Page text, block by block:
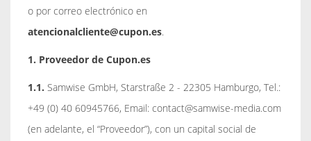
o por correo electrónico en
atencionalcliente@cupon.es.
1. Proveedor de Cupon.es
1.1. Samwise GmbH, Starstraße 2 - 22305 Hamburgo, Tel.:
+49 (0) 40 60945766, Email: contact@samwise-media.com
(en adelante, el “Proveedor”), con un capital social de